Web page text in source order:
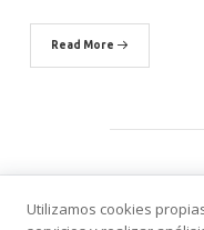
Read More
Utilizamos cookies